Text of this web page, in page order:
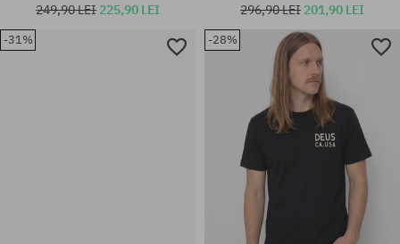
Mărimi existente:
Mărimi existente:
249,90 LEI 225,90 LEI 296,90 LEI 201,90 LEI
-31% -28%